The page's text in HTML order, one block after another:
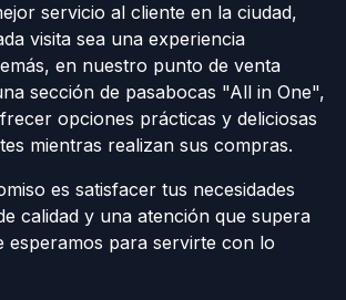
servicio al cliente en la ciudad,
visita sea una experiencia
en nuestro punto de venta
sección de pasabocas "All in One",
opciones prácticas y deliciosas
mientras realizan sus compras.
es satisfacer tus necesidades
calidad y una atención que supera
esperamos para servirte con lo